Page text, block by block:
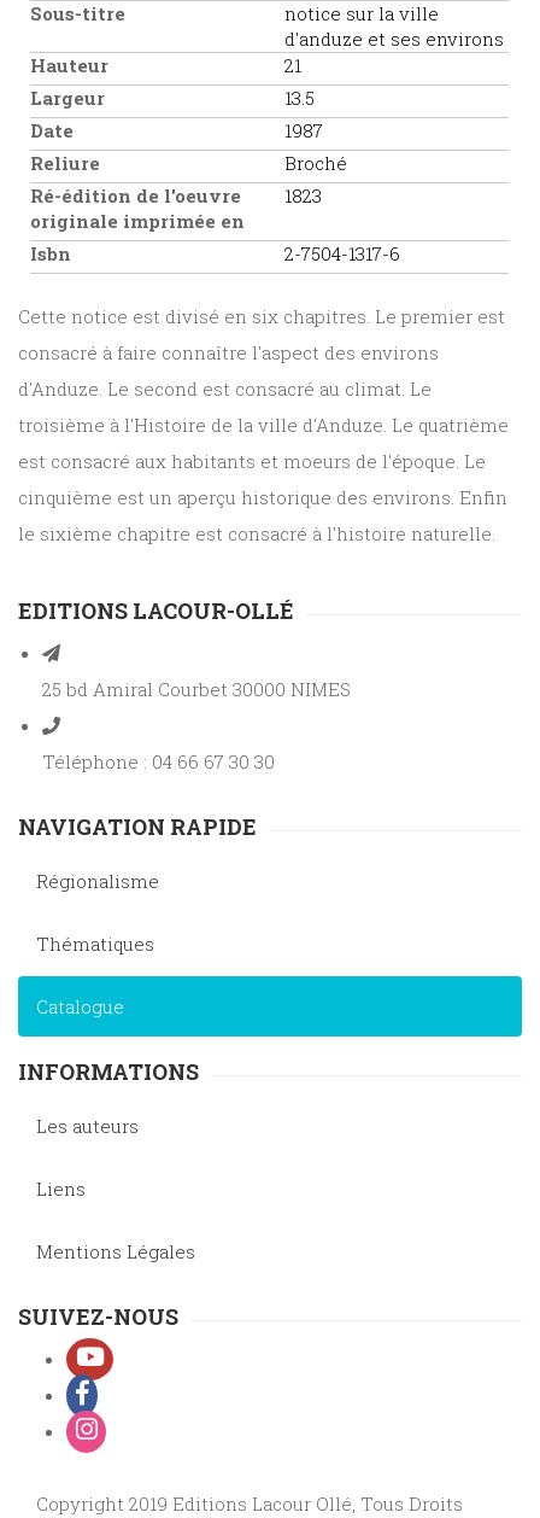
Sous-titre
notice sur la ville
d'anduze et ses environs
Hauteur
21
Largeur
13.5
Date
1987
Reliure
Broché
Ré-édition de l'oeuvre
originale imprimée en
1823
Isbn 2-7504-1317-6
Cette notice est divisé en six chapitres. Le premier est
consacré à faire connaître l'aspect des environs
d'Anduze. Le second est consacré au climat. Le
troisième à l'Histoire de la ville d'Anduze. Le quatrième
est consacré aux habitants et moeurs de l'époque. Le
cinquième est un aperçu historique des environs. Enfin
le sixième chapitre est consacré à l'histoire naturelle.
EDITIONS LACOUR-OLLÉ
25 bd Amiral Courbet 30000 NIMES
Téléphone : 04 66 67 30 30
NAVIGATION RAPIDE
Régionalisme
Thématiques
Catalogue
INFORMATIONS
Les auteurs
Liens
Mentions Légales
SUIVEZ-NOUS
Copyright 2019 Editions Lacour Ollé, Tous Droits